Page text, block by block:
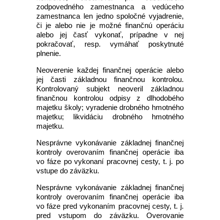
zodpovedného zamestnanca a vedúceho
zamestnanca len jedno spoločné vyjadrenie,
či je alebo nie je možné finančnú operáciu
alebo jej časť vykonať, prípadne v nej
pokračovať, resp. vymáhať poskytnuté
plnenie.
Neoverenie každej finančnej operácie alebo
jej časti základnou finančnou kontrolou.
Kontrolovaný subjekt neoveril základnou
finančnou kontrolou odpisy z dlhodobého
majetku školy; vyradenie drobného hmotného
majetku; likvidáciu drobného hmotného
majetku.
Nesprávne vykonávanie základnej finančnej
kontroly overovaním finančnej operácie iba
vo fáze po vykonaní pracovnej cesty, t. j. po
vstupe do záväzku.
Nesprávne vykonávanie základnej finančnej
kontroly overovaním finančnej operácie iba
vo fáze pred vykonaním pracovnej cesty, t. j.
pred vstupom do záväzku. Overovanie